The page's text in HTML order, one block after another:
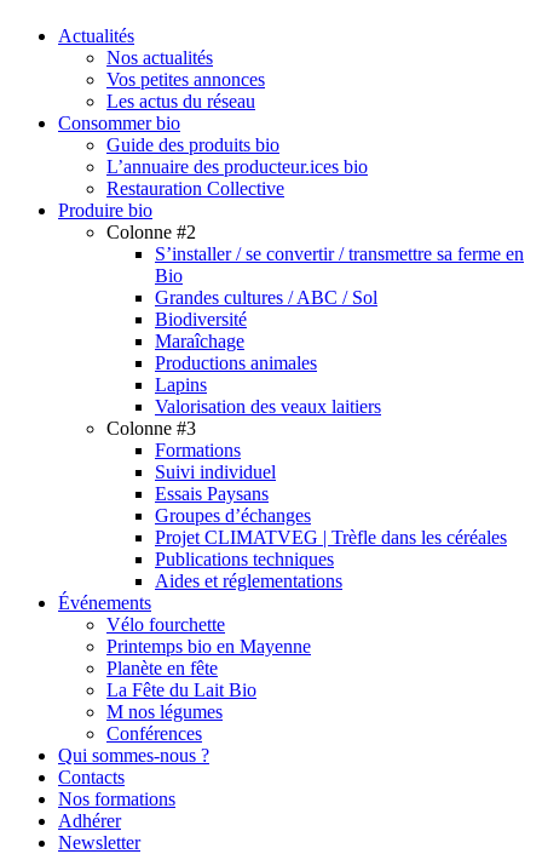
search
Menu
Actualités
Nos actualités
Vos petites annonces
Les actus du réseau
Consommer bio
Guide des produits bio
L’annuaire des producteur.ices bio
Restauration Collective
Produire bio
Colonne #2
S’installer / se convertir / transmettre sa ferme en
Bio
Grandes cultures / ABC / Sol
Biodiversité
Maraîchage
Productions animales
Lapins
Valorisation des veaux laitiers
Colonne #3
Formations
Suivi individuel
Essais Paysans
Groupes d’échanges
Projet CLIMATVEG | Trèfle dans les céréales
Publications techniques
Aides et réglementations
Événements
Vélo fourchette
Printemps bio en Mayenne
Planète en fête
La Fête du Lait Bio
M nos légumes
Conférences
Qui sommes-nous ?
Contacts
Nos formations
Adhérer
Newsletter